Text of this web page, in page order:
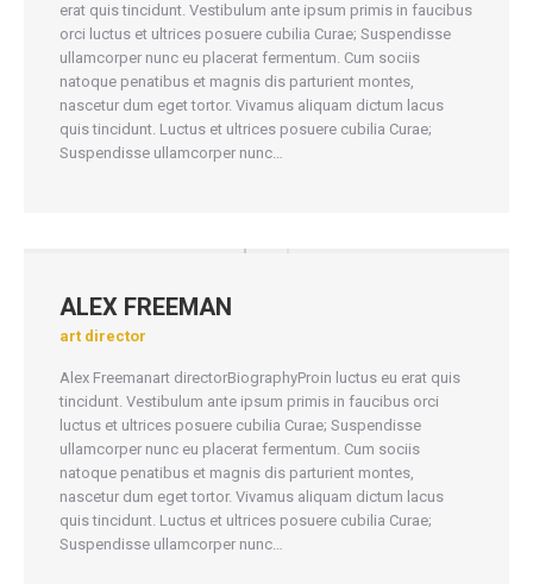
erat quis tincidunt. Vestibulum ante ipsum primis in faucibus
orci luctus et ultrices posuere cubilia Curae; Suspendisse
ullamcorper nunc eu placerat fermentum. Cum sociis
natoque penatibus et magnis dis parturient montes,
nascetur dum eget tortor. Vivamus aliquam dictum lacus
quis tincidunt. Luctus et ultrices posuere cubilia Curae;
Suspendisse ullamcorper nunc…
ALEX FREEMAN
art director
Alex Freemanart directorBiographyProin luctus eu erat quis
tincidunt. Vestibulum ante ipsum primis in faucibus orci
luctus et ultrices posuere cubilia Curae; Suspendisse
ullamcorper nunc eu placerat fermentum. Cum sociis
natoque penatibus et magnis dis parturient montes,
nascetur dum eget tortor. Vivamus aliquam dictum lacus
quis tincidunt. Luctus et ultrices posuere cubilia Curae;
Suspendisse ullamcorper nunc…